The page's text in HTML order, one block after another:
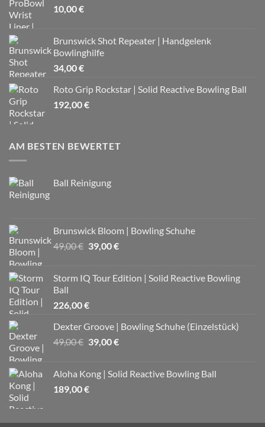
10,00€
Brunswick Shot Repeater | Handgelenk
Bowlinghilfe
34,00€
Roto Grip Rockstar | Solid Reactive Bowling Ball
192,00€
AM BESTEN BEWERTET
Ball Reinigung
Brunswick Bloom | Bowling Schuhe
49,00€ Ursprünglicher
49,00 €
39,00€Aktueller
39,00 €.
Storm IQ Tour Edition | Solid Reactive Bowling
Ball
226,00€
Dexter Groove | Bowling Schuhe (Einzelstück)
49,00€ Ursprünglicher
49,00 €
39,00€Aktueller
39,00 €.
Aloha Kong | Solid Reactive Bowling Ball
189,00€